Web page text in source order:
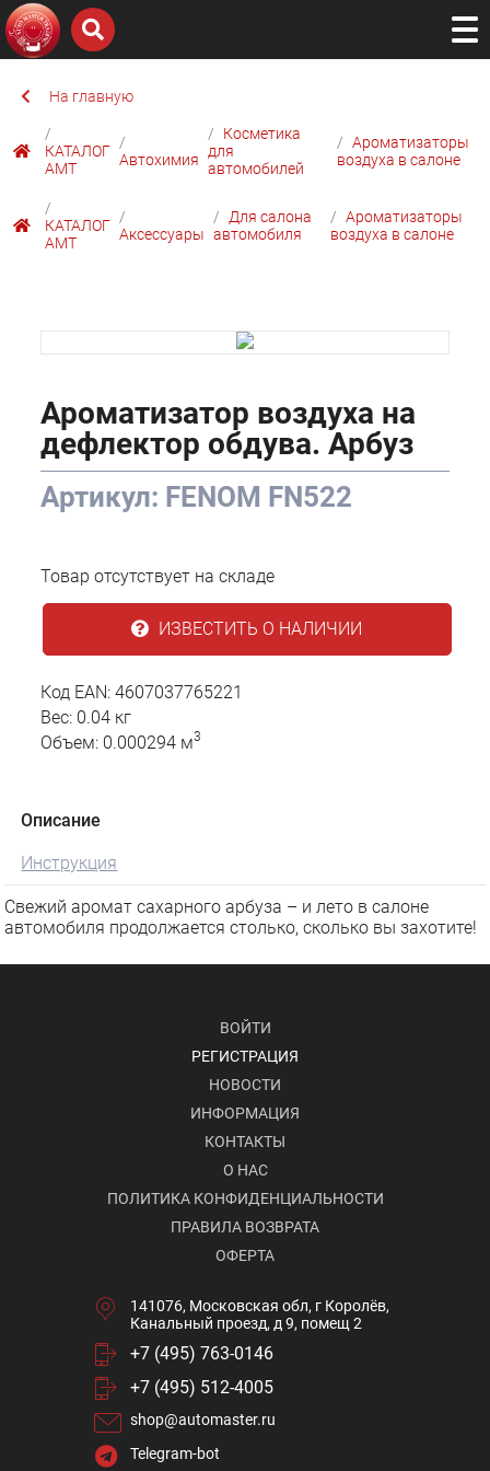
На главную
КАТАЛОГ
AMТ
Автохимия
Косметика
для
автомобилей
Ароматизаторы
воздуха в салоне
КАТАЛОГ
AMТ
Аксессуары
Для салона
автомобиля
Ароматизаторы
воздуха в салоне
Ароматизатор воздуха на
дефлектор обдува. Арбуз
Артикул: FENOM FN522
Товар отсутствует на складе
ИЗВЕСТИТЬ О НАЛИЧИИ
Код EAN: 4607037765221
Вес: 0.04 кг
Объем: 0.000294 м3
Описание
Инструкция
Свежий аромат сахарного арбуза – и лето в салоне
автомобиля продолжается столько, сколько вы захотите!
ВОЙТИ
РЕГИСТРАЦИЯ
НОВОСТИ
ИНФОРМАЦИЯ
КОНТАКТЫ
О НАС
ПОЛИТИКА КОНФИДЕНЦИАЛЬНОСТИ
ПРАВИЛА ВОЗВРАТА
ОФЕРТА
141076, Московская обл, г Королёв,
Канальный проезд, д 9, помещ 2
+7 (495) 763-0146
+7 (495) 512-4005
shop@automaster.ru
Telegram-bot